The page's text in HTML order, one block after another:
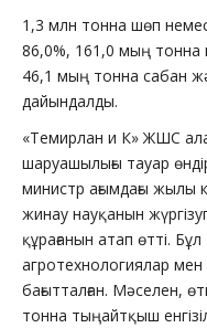
1,3 млн тонна шөп
86,0%, 161,0 мың тонна
46,1 мың тонна сабан
дайындалды.
«Темирлан и К» ЖШС
шаруашылығы тауар
министр ағымдағы жылы
жинау науқанын
құрағанын атап өтті.
агротехнологиялар
бағытталған. Мәселен,
тонна тыңайтқыш